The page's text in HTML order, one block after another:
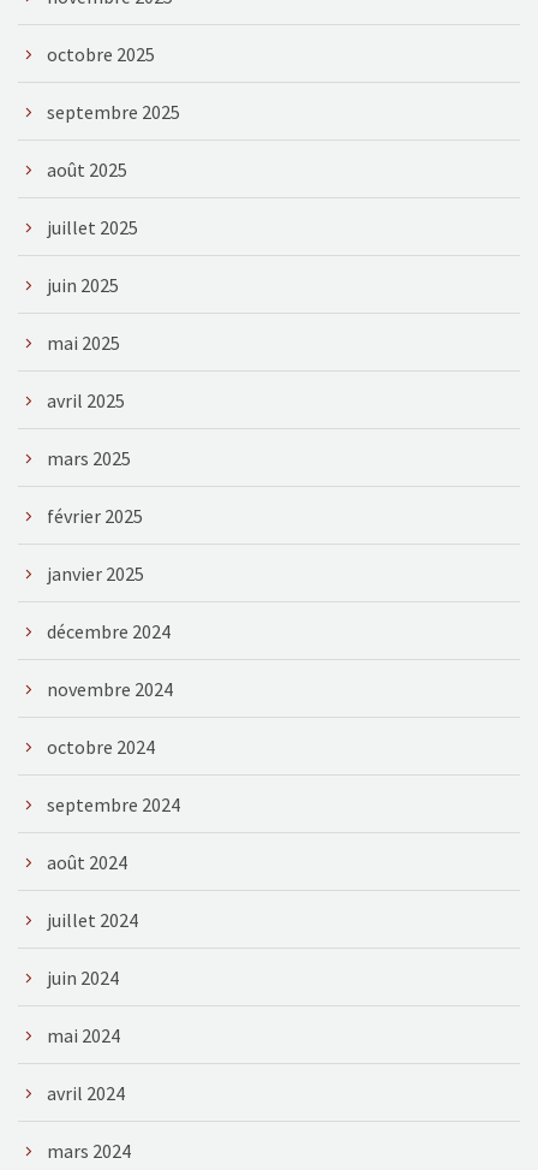
octobre 2025
septembre 2025
août 2025
juillet 2025
juin 2025
mai 2025
avril 2025
mars 2025
février 2025
janvier 2025
décembre 2024
novembre 2024
octobre 2024
septembre 2024
août 2024
juillet 2024
juin 2024
mai 2024
avril 2024
mars 2024